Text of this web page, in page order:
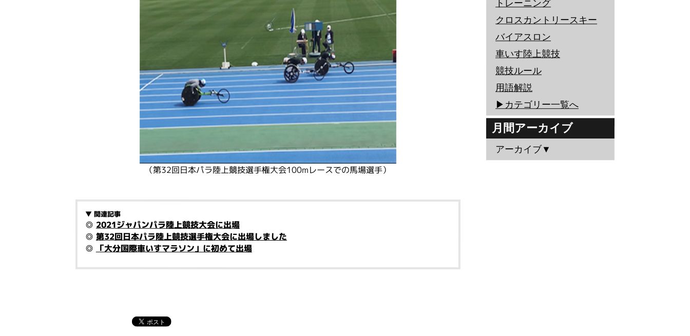
（第32回日本パラ陸上競技選手権大会100mレースでの馬場選手）
▼ 関連記事
◎ 2021ジャパンパラ陸上競技大会に出場
◎ 第32回日本パラ陸上競技選手権大会に出場しました
◎ 「大分国際車いすマラソン」に初めて出場
トレーニング
クロスカントリースキー
バイアスロン
車いす陸上競技
競技ルール
用語解説
▶︎カテゴリー一覧へ
月間アーカイブ
アーカイブ▼